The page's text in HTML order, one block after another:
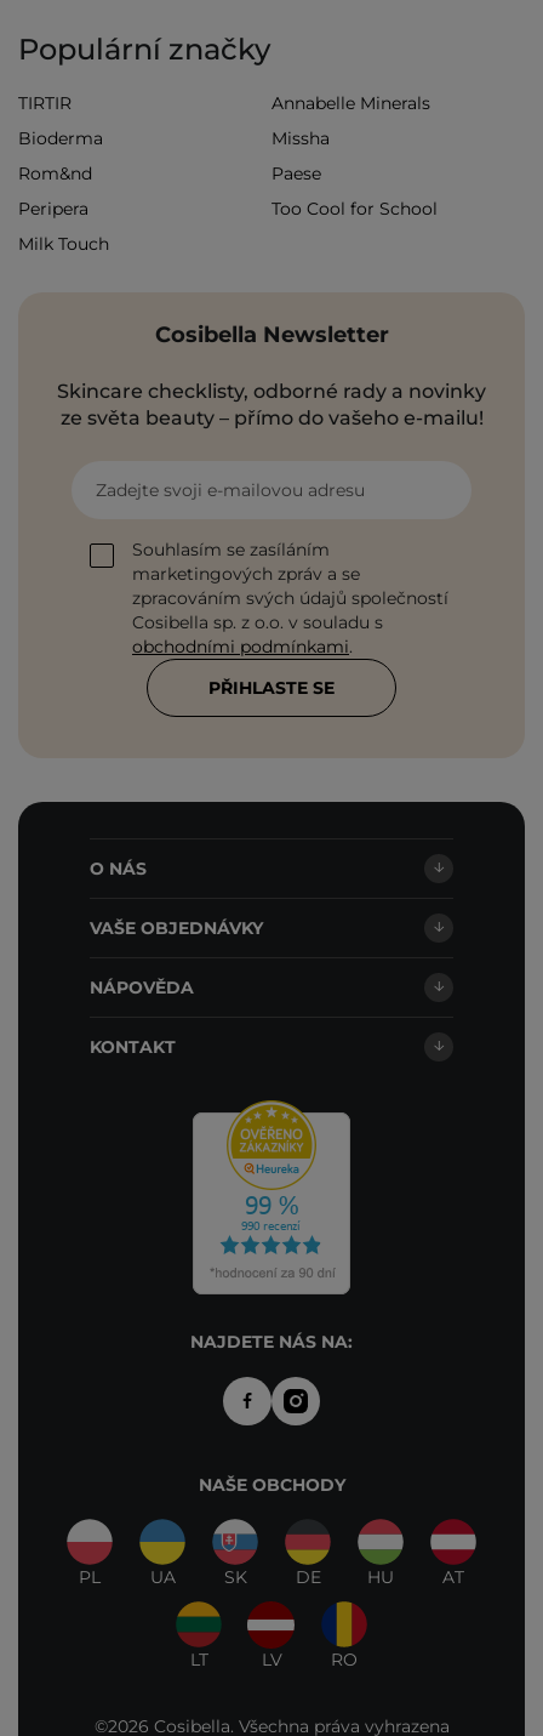
Populární značky
TIRTIR
Annabelle Minerals
Bioderma
Missha
Rom&nd
Paese
Peripera
Too Cool for School
Milk Touch
Cosibella Newsletter
Skincare checklisty, odborné rady a novinky
ze světa beauty – přímo do vašeho e-mailu!
Zadejte svoji e-mailovou adresu
Souhlasím se zasíláním
marketingových zpráv a se
zpracováním svých údajů společností
Cosibella sp. z o.o. v souladu s
obchodními podmínkami.
PŘIHLASTE SE
O NÁS
VAŠE OBJEDNÁVKY
NÁPOVĚDA
KONTAKT
NAJDETE NÁS NA:
NAŠE OBCHODY
PL UA SK DE HU AT
LT LV RO
©2026 Cosibella. Všechna práva vyhrazena